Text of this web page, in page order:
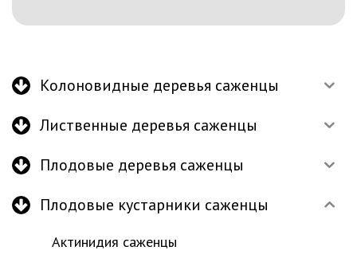
Колоновидные деревья саженцы
Лиственные деревья саженцы
Плодовые деревья саженцы
Плодовые кустарники саженцы
Актинидия саженцы